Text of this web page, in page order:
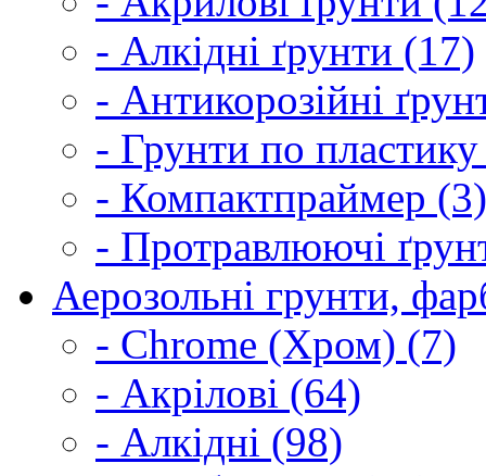
- Алкідні ґрунти (17)
- Антикорозійні
- Грунти по
- Компактпраймер (3)
- Протравлюючі
Аерозольні грунти,
- Chrome (Хром) (7)
- Акрілові (64)
- Алкідні (98)